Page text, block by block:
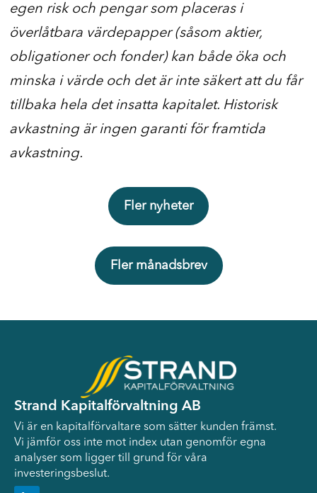
egen risk och pengar som placeras i
överlåtbara värdepapper (såsom aktier,
obligationer och fonder) kan både öka och
minska i värde och det är inte säkert att du får
tillbaka hela det insatta kapitalet. Historisk
avkastning är ingen garanti för framtida
avkastning.
Fler nyheter
Fler månadsbrev
Strand Kapitalförvaltning AB
Vi är en kapitalförvaltare som sätter kunden främst.
Vi jämför oss inte mot index utan genomför egna
analyser som ligger till grund för våra
investeringsbeslut.